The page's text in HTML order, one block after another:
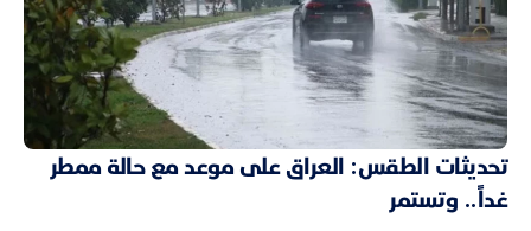
تحديثات الطقس: العراق على موعد مع حالة ممطر
غداً.. وتستمر